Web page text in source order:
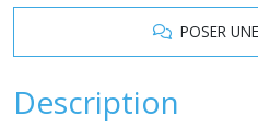
POSER
Description